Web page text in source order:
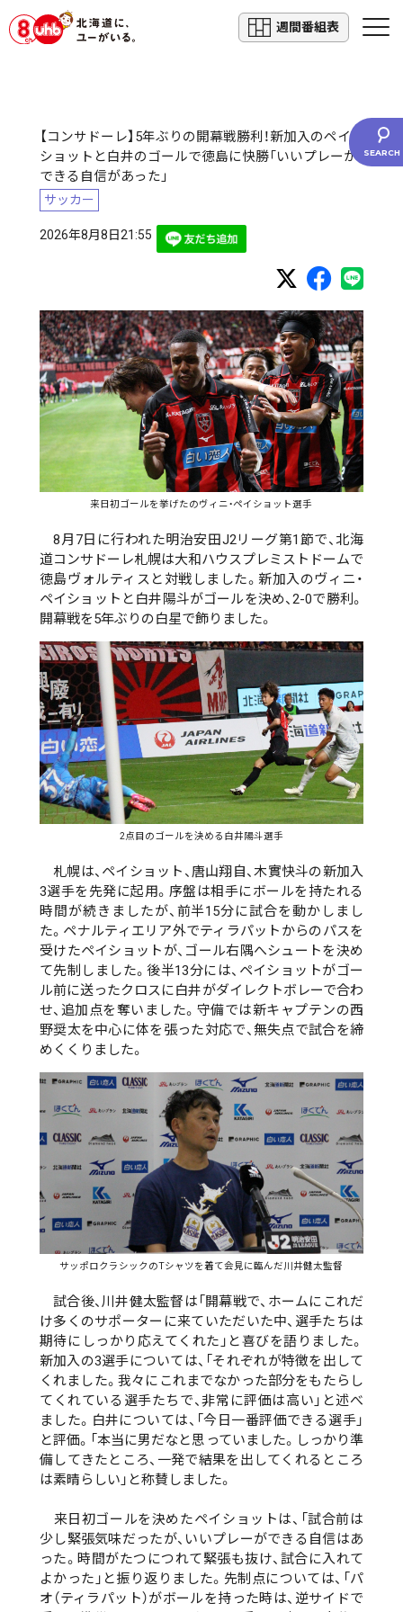
週間番組表
【コンサドーレ】5年ぶりの開幕戦勝利！新加入のペイ
ショットと白井のゴールで徳島に快勝「いいプレーが
できる自信があった」
サッカー
2026年8月8日21:55
来日初ゴールを挙げたのヴィニ・ペイショット選手
8月7日に行われた明治安田J2リーグ第1節で、北海
道コンサドーレ札幌は大和ハウスプレミストドームで
徳島ヴォルティスと対戦しました。新加入のヴィニ・
ペイショットと白井陽斗がゴールを決め、2-0で勝利。
開幕戦を5年ぶりの白星で飾りました。
2点目のゴールを決める白井陽斗選手
札幌は、ペイショット、唐山翔自、木實快斗の新加入
3選手を先発に起用。序盤は相手にボールを持たれる
時間が続きましたが、前半15分に試合を動かしまし
た。ペナルティエリア外でティラパットからのパスを
受けたペイショットが、ゴール右隅へシュートを決め
て先制しました。後半13分には、ペイショットがゴー
ル前に送ったクロスに白井がダイレクトボレーで合わ
せ、追加点を奪いました。守備では新キャプテンの西
野奨太を中心に体を張った対応で、無失点で試合を締
めくくりました。
サッポロクラシックのTシャツを着て会見に臨んだ川井健太監督
試合後、川井健太監督は「開幕戦で、ホームにこれだ
け多くのサポーターに来ていただいた中、選手たちは
期待にしっかり応えてくれた」と喜びを語りました。
新加入の3選手については、「それぞれが特徴を出して
くれました。我々にこれまでなかった部分をもたらし
てくれている選手たちで、非常に評価は高い」と述べ
ました。白井については、「今日一番評価できる選手」
と評価。「本当に男だなと思っていました。しっかり準
備してきたところ、一発で結果を出してくれるところ
は素晴らしい」と称賛しました。
来日初ゴールを決めたペイショットは、「試合前は
少し緊張気味だったが、いいプレーができる自信はあ
った。時間がたつにつれて緊張も抜け、試合に入れて
よかった」と振り返りました。先制点については、「パ
オ（ティラパット）がボールを持った時は、逆サイドで